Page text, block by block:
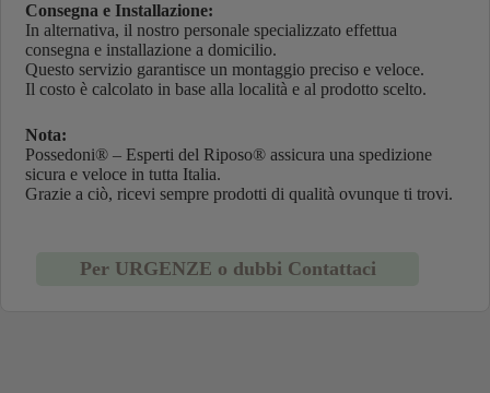
Consegna e Installazione:
In alternativa, il nostro personale specializzato effettua
consegna e installazione a domicilio.
Questo servizio garantisce un montaggio preciso e veloce.
Il costo è calcolato in base alla località e al prodotto scelto.
Nota:
Possedoni® – Esperti del Riposo® assicura una spedizione
sicura e veloce in tutta Italia.
Grazie a ciò, ricevi sempre prodotti di qualità ovunque ti trovi.
Per URGENZE o dubbi Contattaci